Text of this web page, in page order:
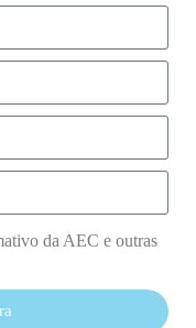
da AEC e outras